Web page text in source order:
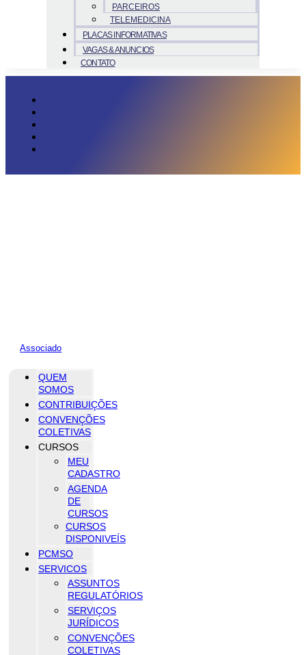
PARCEIROS
TELEMEDICINA
PLACAS INFORMATIVAS
VAGAS & ANUNCIOS
CONTATO
Associado
QUEM
SOMOS
CONTRIBUIÇÕES
CONVENÇÕES
COLETIVAS
CURSOS
MEU
CADASTRO
AGENDA
DE
CURSOS
CURSOS
DISPONIVEÍS
PCMSO
SERVICOS
ASSUNTOS
REGULATÓRIOS
SERVIÇOS
JURÍDICOS
CONVENÇÕES
COLETIVAS